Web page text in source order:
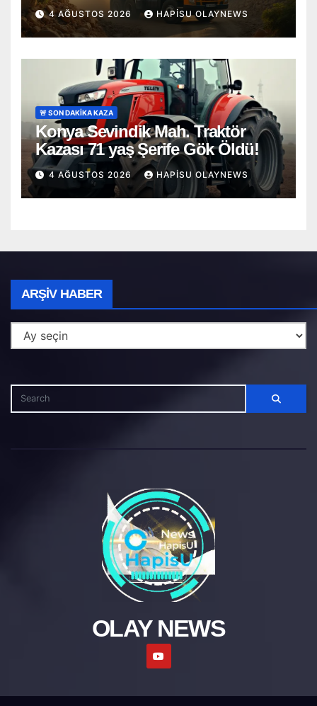
4 AĞUSTOS 2026 HAPISU OLAYNEWS
🚨 SON DAKİKA KAZA
Konya Sevindik Mah. Traktör
Kazası 71 yaş Şerife Gök Öldü!
4 AĞUSTOS 2026 HAPISU OLAYNEWS
ARŞIV HABER
Haber
OLAY NEWS